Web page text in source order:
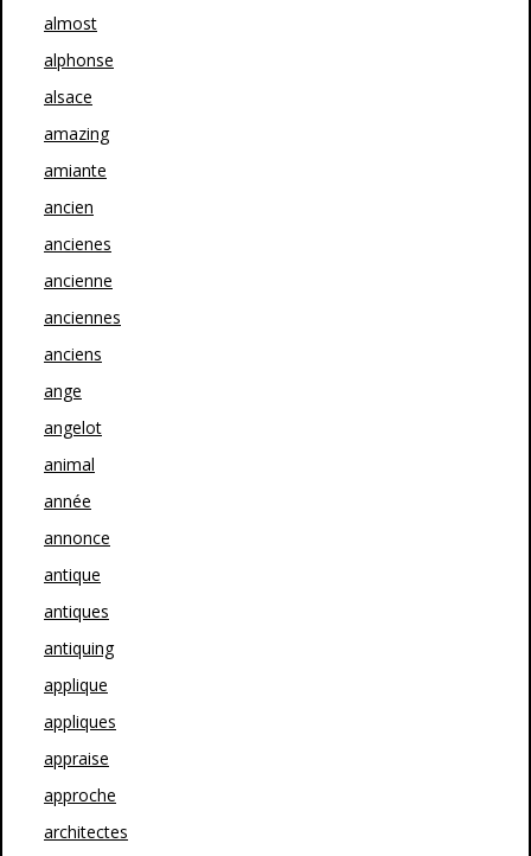
almost
alphonse
alsace
amazing
amiante
ancien
ancienes
ancienne
anciennes
anciens
ange
angelot
animal
année
annonce
antique
antiques
antiquing
applique
appliques
appraise
approche
architectes